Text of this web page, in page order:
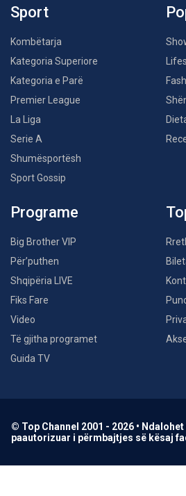
Sport
Kombëtarja
Kategoria Superiore
Kategoria e Parë
Premier League
La Liga
Serie A
Shumësportësh
Sport Gossip
Programe
Big Brother VIP
Për’puthen
Shqipëria LIVE
Fiks Fare
Video
Të gjitha programet
Guida TV
© Top Channel 2001 - 2026 •
paautorizuar i përmbajtjes së kësaj